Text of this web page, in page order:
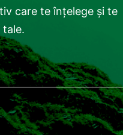
care te înțelege și te